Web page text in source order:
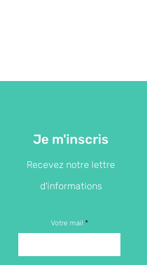
Je m'inscris
Recevez notre lettre
d'informations
Votre mail